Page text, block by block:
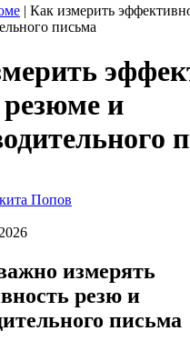
| Как измерить
письма
резюме и
Попов
измерять
резю и
письма